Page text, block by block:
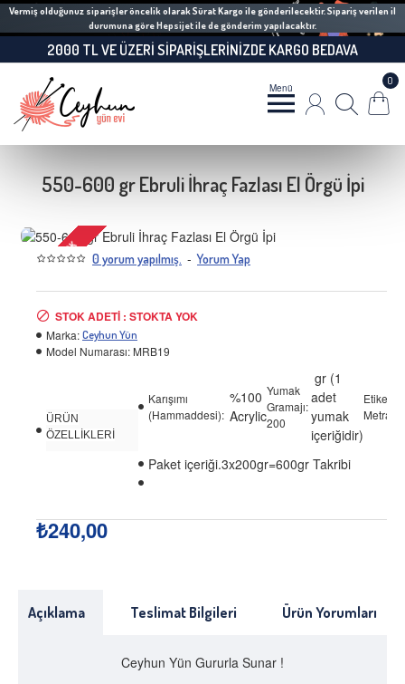
Vermiş olduğunuz siparişler öncelik olarak Sürat Kargo ile gönderilecektir. Sipariş verilen il
durumuna göre Hepsijet ile de gönderim yapılacaktır.
2000 TL VE ÜZERI SIPARIŞLERINIZDE KARGO BEDAVA
0
550-600 gr Ebruli İhraç Fazlası El Örgü İpi
STOKTA YOK 0 yorum yapılmış. - Yorum Yap
₺240,00
STOK ADETI : STOKTA YOK
Marka: Ceyhun Yün
Model Numarası: MRB19
ÜRÜN
ÖZELLİKLERİ
Karışımı
(Hammaddesi):
%100
Acrylic
Yumak
Gramajı:
200
gr (1
adet
yumak
içeriğidir)
Etiket
Metrajı:
Paket içeriği.3x200gr=600gr Takribi
Açıklama Teslimat Bilgileri Ürün Yorumları
Ceyhun Yün Gururla Sunar !